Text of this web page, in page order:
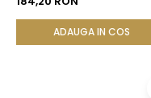
ADAUGA IN COS